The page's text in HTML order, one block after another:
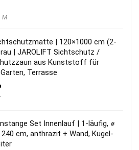
M
| 120×1000 cm (2-
| JAROLIFT Sichtschutz /
aus Kunststoff für
Terrasse
Set Innenlauf | 1-läufig, ⌀
cm, anthrazit + Wand, Kugel-